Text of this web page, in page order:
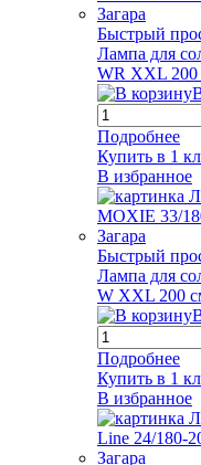
Быстрый
Лампа для
WR XXL 200
Подробнее
Купить в 1
В избранное
Быстрый
Лампа для
W XXL 200
Подробнее
Купить в 1
В избранное